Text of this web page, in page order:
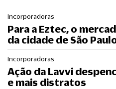
Incorporadoras
Para a Eztec, o
da cidade de São
Incorporadoras
Ação da Lavvi
e mais distratos